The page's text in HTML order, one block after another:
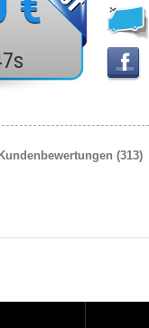
s
Kundenbewertungen (313)